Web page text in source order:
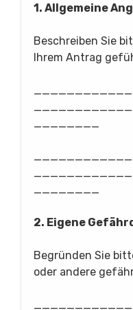
1. Allgemeine
Beschreiben Sie
Ihrem Antrag
2. Eigene
Begründen Sie
oder andere